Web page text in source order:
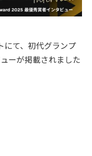
にて、初代グランプ
ーが掲載されました